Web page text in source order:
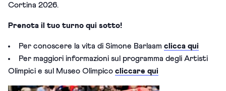
Cortina 2026.
Prenota il tuo turno qui sotto!
Per conoscere la vita di Simone Barlaam clicca qui
Per maggiori informazioni sul programma degli Artisti
Olimpici e sul Museo Olimpico cliccare qui